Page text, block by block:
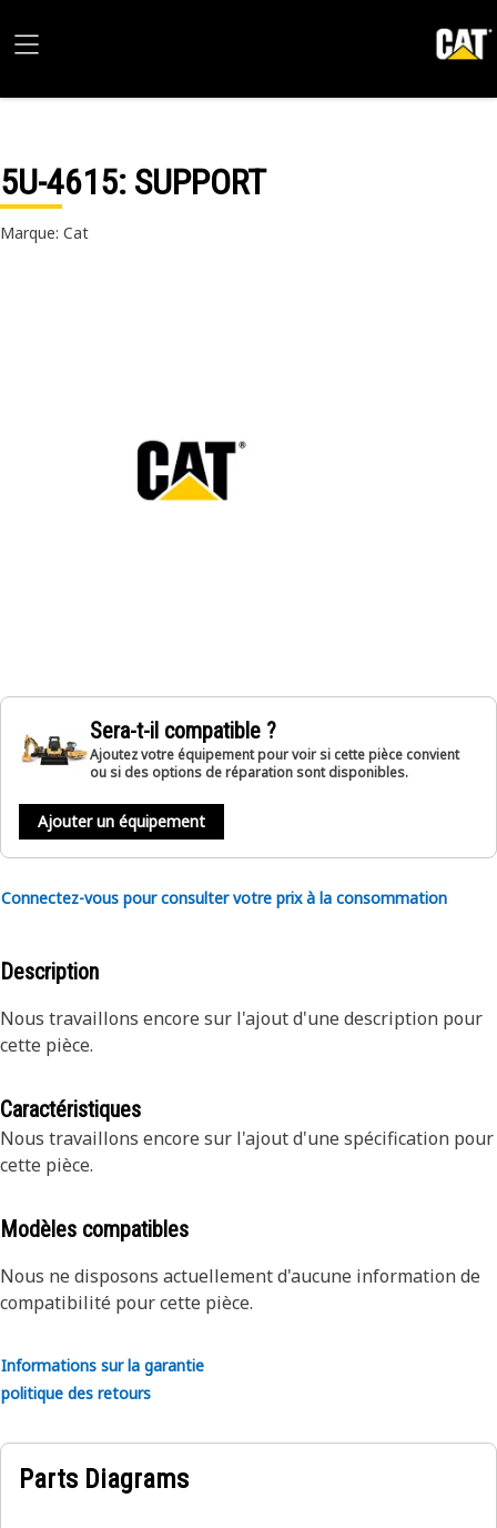
5U-4615: SUPPORT
Marque: Cat
Sera-t-il compatible ?
Ajoutez votre équipement pour voir si cette pièce convient
ou si des options de réparation sont disponibles.
Ajouter un équipement
Connectez-vous pour consulter votre prix à la consommation
Description
Nous travaillons encore sur l'ajout d'une description pour
cette pièce.
Caractéristiques
Nous travaillons encore sur l'ajout d'une spécification pour
cette pièce.
Modèles compatibles
Nous ne disposons actuellement d'aucune information de
compatibilité pour cette pièce.
Informations sur la garantie
politique des retours
Parts Diagrams